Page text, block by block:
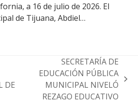
a 16 de julio de 2026. El
de Tijuana, Abdiel…
DE
post:
SECRETARÍA DE
EDUCACIÓN PÚBLICA
MUNICIPAL NIVELÓ
REZAGO EDUCATIVO